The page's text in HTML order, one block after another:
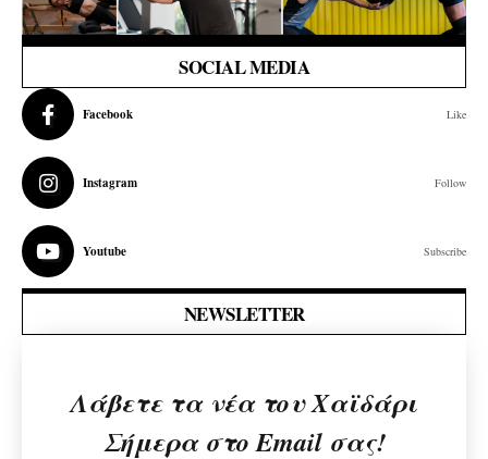
SOCIAL MEDIA
Facebook Like
Instagram Follow
Youtube Subscribe
NEWSLETTER
Λάβετε τα νέα του Χαϊδάρι
Σήμερα στο Email σας!